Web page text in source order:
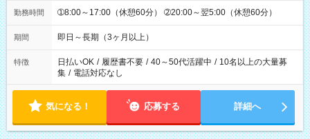
勤務時間 ➀8:00～17:00（休憩60分） ➁20:00～翌5:00（休憩60分）
期間 即日～長期（3ヶ月以上）
特徴 日払いOK / 履歴書不要 / 40～50代活躍中 / 10名以上の大量募
集 / 電話対応なし
気になる！ 応募する 詳細へ